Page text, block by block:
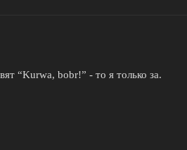
“Kurwa, bobr!” - то я только за.